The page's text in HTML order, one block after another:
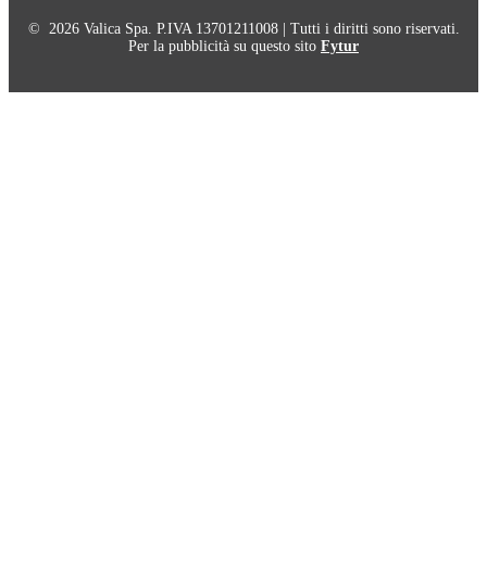
© 2026 Valica Spa. P.IVA 13701211008 | Tutti i diritti sono riservati.
Per la pubblicità su questo sito Fytur